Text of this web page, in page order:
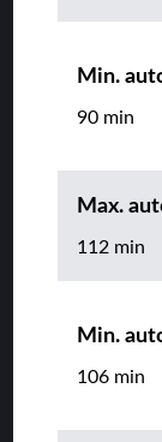
Min.
90 min
Max.
112 min
Min.
106 min